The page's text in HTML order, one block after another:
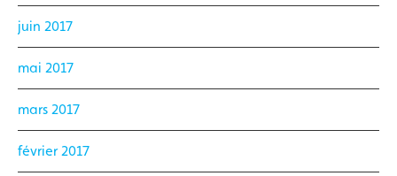
juin 2017
mai 2017
mars 2017
février 2017